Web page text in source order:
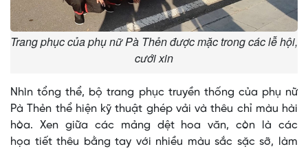
Trang phục của phụ nữ Pà Thẻn được mặc trong các lễ hội,
cưới xin
Nhìn tổng thể, bộ trang phục truyền thống của phụ nữ
Pà Thẻn thể hiện kỹ thuật ghép vải và thêu chỉ màu hài
hòa. Xen giữa các mảng dệt hoa văn, còn là các
họa tiết thêu bằng tay với nhiều màu sắc sặc sỡ, làm